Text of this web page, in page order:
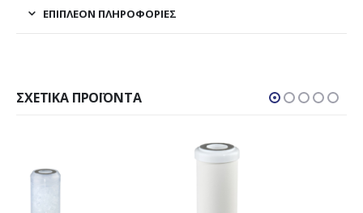
ΕΠΙΠΛΈΟΝ ΠΛΗΡΟΦΟΡΊΕΣ
ΣΧΕΤΙΚΆ ΠΡΟΪΌΝΤΑ